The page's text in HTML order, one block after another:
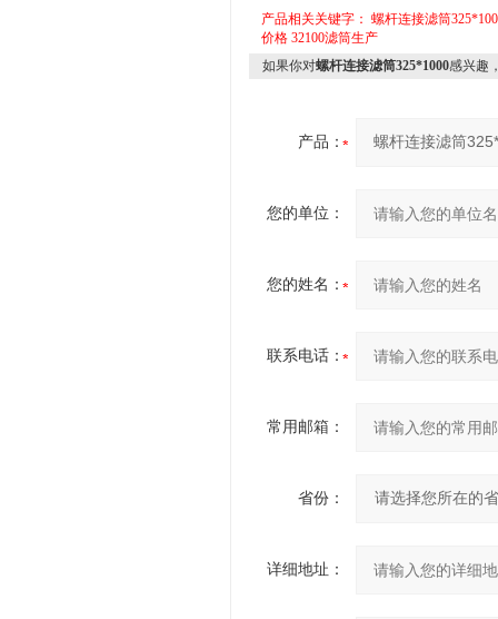
产品相关关键字： 螺杆连接滤筒
价格 32100滤筒生产
如果你对螺杆连接滤筒325*1000感兴趣
产品：
您的单位：
您的姓名：
联系电话：
常用邮箱：
省份：
详细地址：